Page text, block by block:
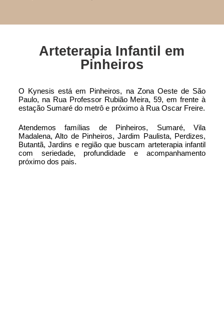
Arteterapia Infantil em
Pinheiros
O Kynesis está em Pinheiros, na Zona Oeste de São
Paulo, na Rua Professor Rubião Meira, 59, em frente à
estação Sumaré do metrô e próximo à Rua Oscar Freire.
Atendemos famílias de Pinheiros, Sumaré, Vila
Madalena, Alto de Pinheiros, Jardim Paulista, Perdizes,
Butantã, Jardins e região que buscam arteterapia infantil
com seriedade, profundidade e acompanhamento
próximo dos pais.